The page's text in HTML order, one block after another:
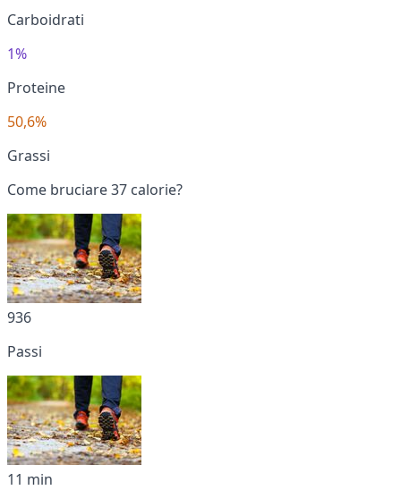
Carboidrati
1%
Proteine
50,6%
Grassi
Come bruciare 37 calorie?
936
Passi
11 min